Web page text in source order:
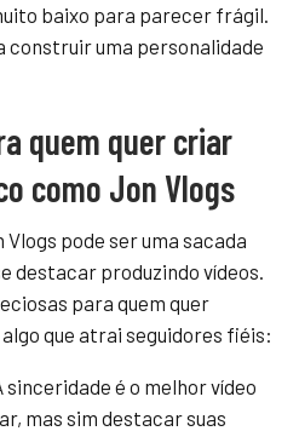
baixo para parecer frágil.
construir uma personalidade
quem quer criar
como Jon Vlogs
pode ser uma sacada
destacar produzindo vídeos.
para quem quer
que atrai seguidores fiéis:
sinceridade é o melhor vídeo
mas sim destacar suas